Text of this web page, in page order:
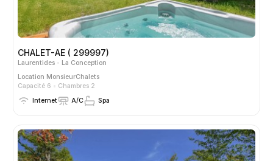
CHALET-AE ( 299997)
Laurentides
La Conception
Location MonsieurChalets
Capacité 6
Chambres 2
Internet
A/C Spa